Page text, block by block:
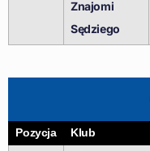
Znajomi
Sędziego
Pozycja Klub